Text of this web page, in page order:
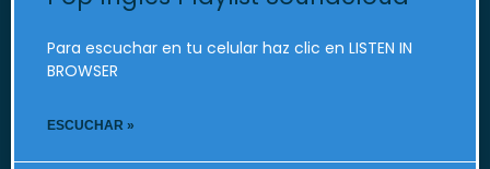
Para escuchar en tu celular haz clic en LISTEN IN
BROWSER
ESCUCHAR »